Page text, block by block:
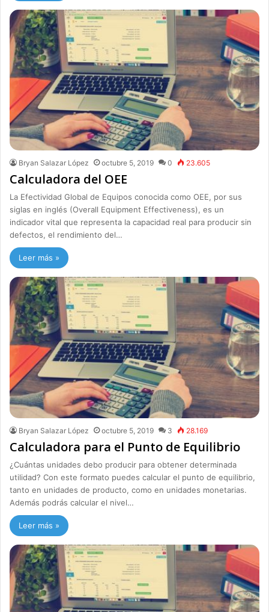
Bryan Salazar López octubre 5, 2019 0 23.605
Calculadora del OEE
La Efectividad Global de Equipos conocida como OEE, por sus
siglas en inglés (Overall Equipment Effectiveness), es un
indicador vital que representa la capacidad real para producir sin
defectos, el rendimiento del…
Leer más »
Bryan Salazar López octubre 5, 2019 3 28.169
Calculadora para el Punto de Equilibrio
¿Cuántas unidades debo producir para obtener determinada
utilidad? Con este formato puedes calcular el punto de equilibrio,
tanto en unidades de producto, como en unidades monetarias.
Además podrás calcular el nivel…
Leer más »